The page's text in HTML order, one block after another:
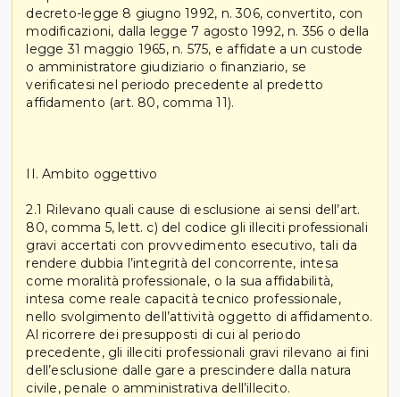
decreto-legge 8 giugno 1992, n. 306, convertito, con
modificazioni, dalla legge 7 agosto 1992, n. 356 o della
legge 31 maggio 1965, n. 575, e affidate a un custode
o amministratore giudiziario o finanziario, se
verificatesi nel periodo precedente al predetto
affidamento (art. 80, comma 11).
II. Ambito oggettivo
2.1 Rilevano quali cause di esclusione ai sensi dell’art.
80, comma 5, lett. c) del codice gli illeciti professionali
gravi accertati con provvedimento esecutivo, tali da
rendere dubbia l’integrità del concorrente, intesa
come moralità professionale, o la sua affidabilità,
intesa come reale capacità tecnico professionale,
nello svolgimento dell’attività oggetto di affidamento.
Al ricorrere dei presupposti di cui al periodo
precedente, gli illeciti professionali gravi rilevano ai fini
dell’esclusione dalle gare a prescindere dalla natura
civile, penale o amministrativa dell’illecito.